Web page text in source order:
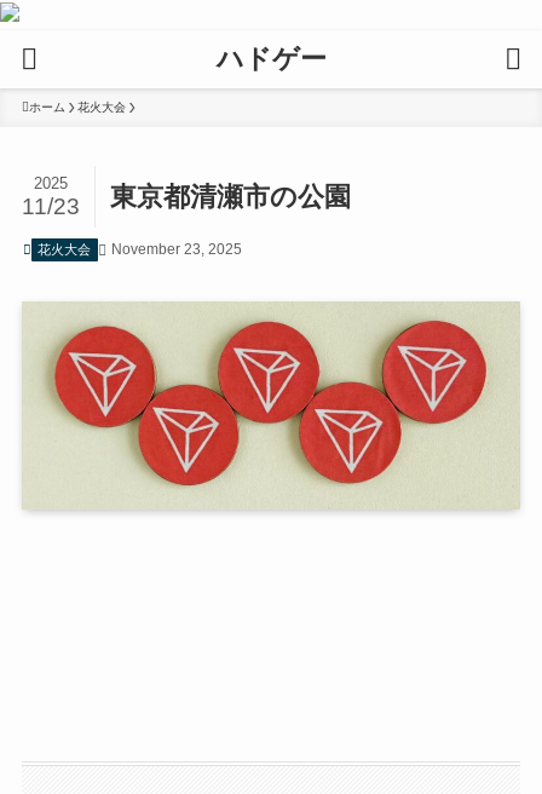
ハドゲー
ホーム 花火大会
東京都清瀬市の公園
2025
11/23
花火大会 November 23, 2025